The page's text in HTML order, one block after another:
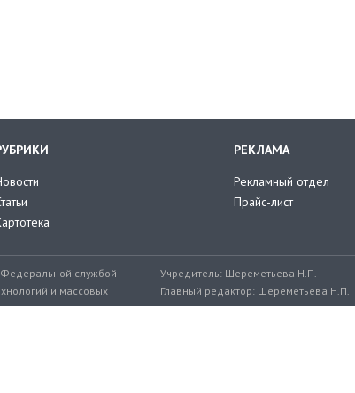
РЕКЛАМА
Рекламный отдел
Прайс-лист
Федеральной службой
и массовых
Учредитель: Шереметьева Н.П.
Главный редактор: Шереметьева Н.П.